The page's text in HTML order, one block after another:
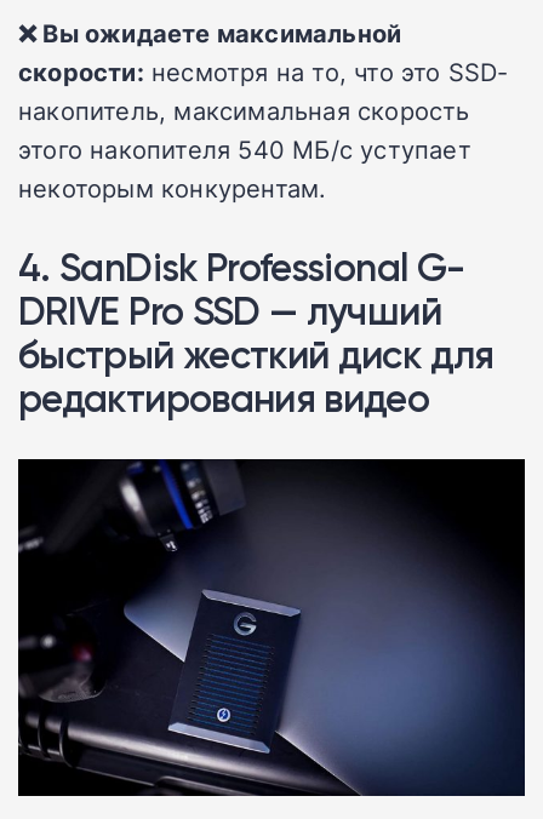
❌ Вы ожидаете максимальной
скорости: несмотря на то, что это SSD-
накопитель, максимальная скорость
этого накопителя 540 МБ/с уступает
некоторым конкурентам.
4. SanDisk Professional G-
DRIVE Pro SSD — лучший
быстрый жесткий диск для
редактирования видео